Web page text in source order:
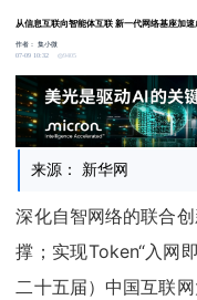
从信息互联向智能体互联 新一代网络基座加速
作者：集小微
07-09 10:32
9405
来源： 新华网
深化自智网络的联合
撑；实现Token“入网
二十五届）中国互联